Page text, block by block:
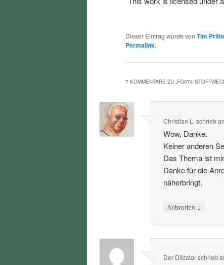
Dieser Eintrag wurde von Tim
Permalink.
7 KOMMENTARE ZU „FG074
Christian L. schrieb
Wow, Danke.
Keiner anderen
Das Thema ist
Danke für die
näherbringt.
Antworten ↓
Der Diktatorschrieb